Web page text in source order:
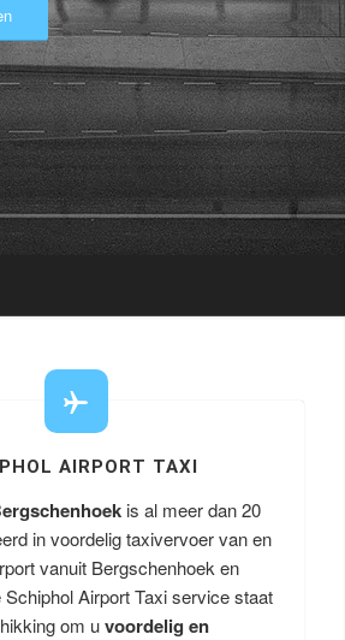
AIRPORT TAXI
is al meer dan 20
in voordelig taxivervoer van en
vanuit Bergschenhoek en
Airport Taxi service staat
om uvoordelig en